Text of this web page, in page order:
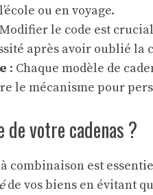
ou en voyage.
le code est
après avoir oublié la
: Chaque modèle de
le mécanisme pour
votre cadenas ?
à combinaison est
de vos biens en évitant